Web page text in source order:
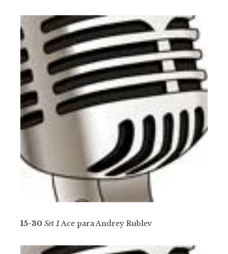
15-30 Set 1Ace para Andrey Rublev